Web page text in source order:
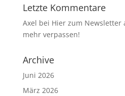
Letzte Kommentare
Axel bei Hier zum
mehr verpassen!
Archive
Juni 2026
März 2026